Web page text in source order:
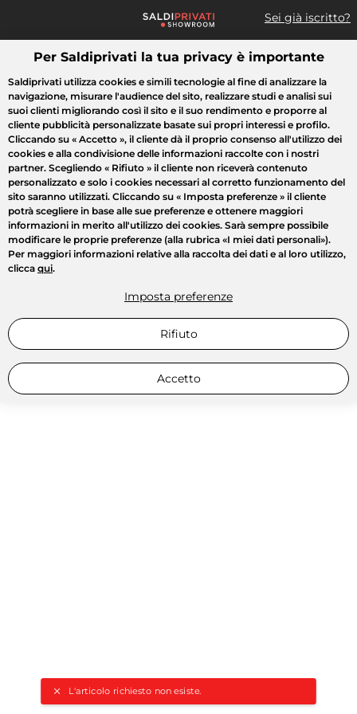
Sei già iscritto?
Cosa cerchi?
L'articolo richiesto non esiste.
Tutte le vendite Moda Casa Bellezza Elettrodomestici
Per Saldiprivati la tua privacy è importante
Saldiprivati utilizza cookies e simili tecnologie al fine di analizzare la
navigazione, misurare l'audience del sito, realizzare studi e analisi sui
suoi clienti migliorando così il sito e il suo rendimento e proporre al
cliente pubblicità personalizzate basate sui propri interessi e profilo.
Cliccando su « Accetto », il cliente dà il proprio consenso all'utilizzo dei
cookies e alla condivisione delle informazioni raccolte con i nostri
partner. Scegliendo « Rifiuto » il cliente non riceverà contenuto
personalizzato e solo i cookies necessari al corretto funzionamento del
sito saranno utilizzati. Cliccando su « Imposta preferenze » il cliente
potrà scegliere in base alle sue preferenze e ottenere maggiori
informazioni in merito all'utilizzo dei cookies. Sarà sempre possibile
modificare le proprie preferenze (alla rubrica «I miei dati personali»).
Per maggiori informazioni relative alla raccolta dei dati e al loro utilizzo,
clicca qui.
Imposta preferenze
Rifiuto
Accetto